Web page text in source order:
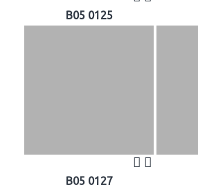
B05 0125
B05 0127